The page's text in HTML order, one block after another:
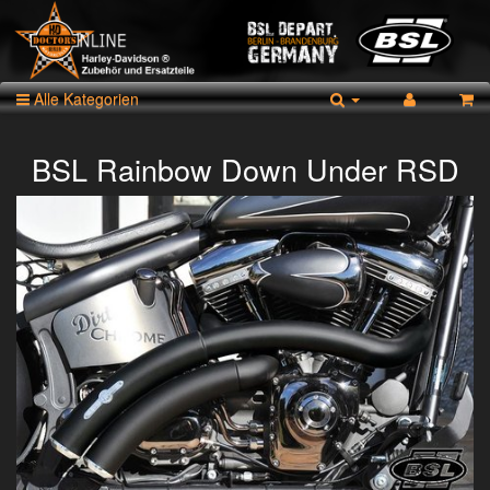
Alle Kategorien
BSL Rainbow Down Under RSD